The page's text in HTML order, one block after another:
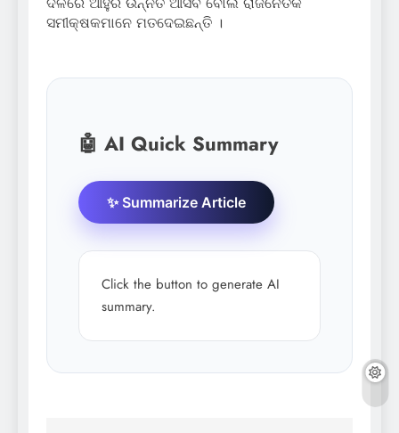
ସମୀକ୍ଷକମାନେ ମତଦେଇଛନ୍ତି ।
🤖 AI Quick Summary
✨ Summarize Article
Click the button to generate AI
summary.